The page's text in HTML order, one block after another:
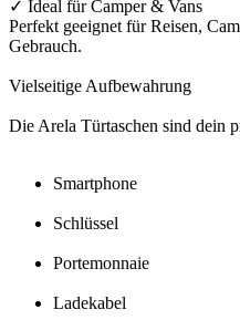
✓ Ideal für Camper & Vans
Perfekt geeignet für Reisen,
Gebrauch.
Vielseitige Aufbewahrung
Die Arela Türtaschen sind dein
Smartphone
Schlüssel
Portemonnaie
Ladekabel